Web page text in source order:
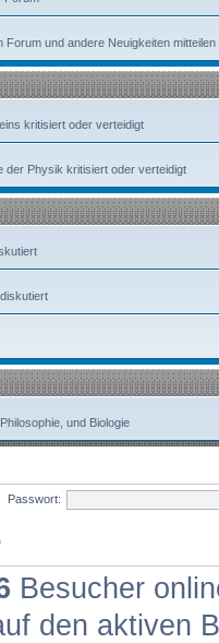
und andere Neuigkeiten mitteilen
kritisiert oder verteidigt
der Physik kritisiert oder verteidigt
und Biologie
Passwort:
Besucher
den aktiven